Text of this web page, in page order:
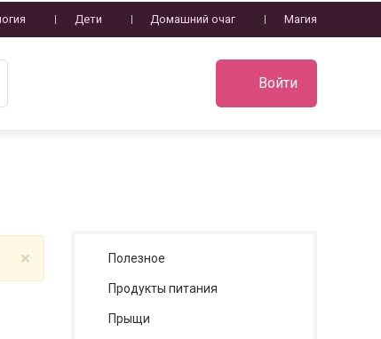
Дети Домашний очаг Магия
Войти
× Полезное
Продукты питания
Прыщи